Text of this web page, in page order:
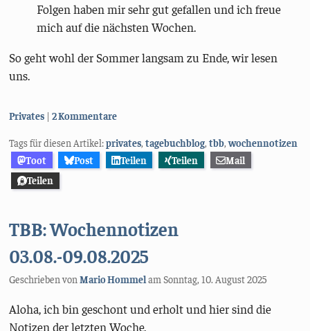
Folgen haben mir sehr gut gefallen und ich freue
mich auf die nächsten Wochen.
So geht wohl der Sommer langsam zu Ende, wir lesen
uns.
Kategorien:
Privates 2 Kommentare
Tags für diesen Artikel:privates,tagebuchblog,tbb,wochennotizen
Toot
Post Teilen Teilen
Mail
Teilen
TBB: Wochennotizen
03.08.-09.08.2025
Geschrieben vonMario HommelamSonntag, 10. August 2025
Aloha, ich bin geschont und erholt und hier sind die
Notizen der letzten Woche.